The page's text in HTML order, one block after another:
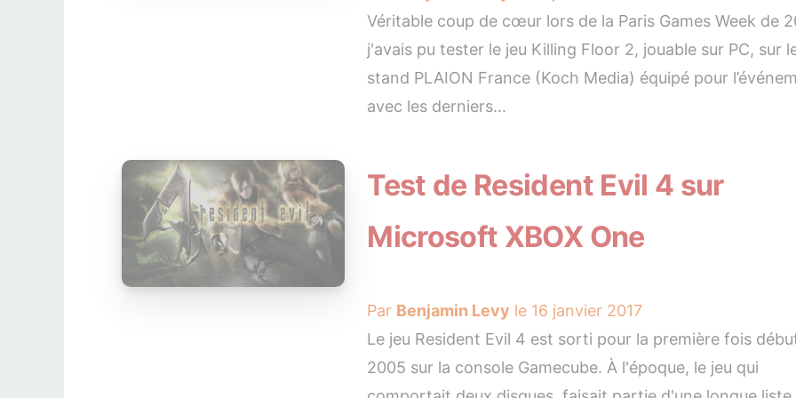
Véritable coup de cœur lors de la Paris Games Week de
j'avais pu tester le jeu Killing Floor 2, jouable sur PC, sur
stand PLAION France (Koch Media) équipé pour
avec les derniers...
Test de Resident Evil 4 sur
Microsoft XBOX One
Par Benjamin Levy le 16 janvier 2017
Le jeu Resident Evil 4 est sorti pour la première fois
2005 sur la console Gamecube. À l'époque, le jeu qui